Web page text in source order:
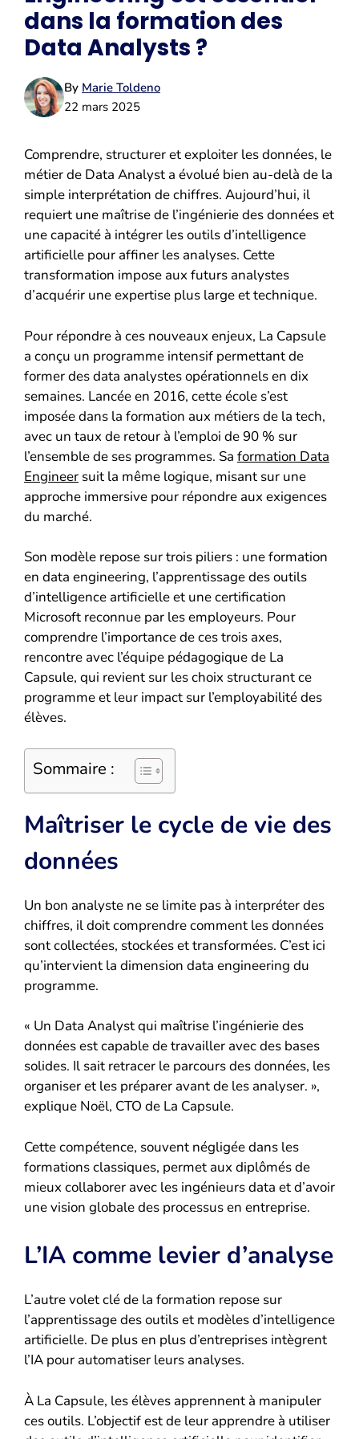
dans la formation des
Data Analysts ?
By Marie Toldeno
22 mars 2025
Comprendre, structurer et exploiter les données, le
métier de Data Analyst a évolué bien au-delà de la
simple interprétation de chiffres. Aujourd’hui, il
requiert une maîtrise de l’ingénierie des données et
une capacité à intégrer les outils d’intelligence
artificielle pour affiner les analyses. Cette
transformation impose aux futurs analystes
d’acquérir une expertise plus large et technique.
Pour répondre à ces nouveaux enjeux, La Capsule
a conçu un programme intensif permettant de
former des data analystes opérationnels en dix
semaines. Lancée en 2016, cette école s’est
imposée dans la formation aux métiers de la tech,
avec un taux de retour à l’emploi de 90 % sur
l’ensemble de ses programmes. Sa formation Data
Engineer suit la même logique, misant sur une
approche immersive pour répondre aux exigences
du marché.
Son modèle repose sur trois piliers : une formation
en data engineering, l’apprentissage des outils
d’intelligence artificielle et une certification
Microsoft reconnue par les employeurs. Pour
comprendre l’importance de ces trois axes,
rencontre avec l’équipe pédagogique de La
Capsule, qui revient sur les choix structurant ce
programme et leur impact sur l’employabilité des
élèves.
Sommaire :
Maîtriser le cycle de vie des
données
Un bon analyste ne se limite pas à interpréter des
chiffres, il doit comprendre comment les données
sont collectées, stockées et transformées. C’est ici
qu’intervient la dimension data engineering du
programme.
« Un Data Analyst qui maîtrise l’ingénierie des
données est capable de travailler avec des bases
solides. Il sait retracer le parcours des données, les
organiser et les préparer avant de les analyser. »,
explique Noël, CTO de La Capsule.
Cette compétence, souvent négligée dans les
formations classiques, permet aux diplômés de
mieux collaborer avec les ingénieurs data et d’avoir
une vision globale des processus en entreprise.
L’IA comme levier d’analyse
L’autre volet clé de la formation repose sur
l’apprentissage des outils et modèles d’intelligence
artificielle. De plus en plus d’entreprises intègrent
l’IA pour automatiser leurs analyses.
À La Capsule, les élèves apprennent à manipuler
ces outils. L’objectif est de leur apprendre à utiliser